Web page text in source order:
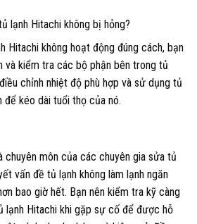
lạnh Hitachi không bị hỏng?
Hitachi không hoạt động đúng cách, bạn
và kiểm tra các bộ phận bên trong tủ
chỉnh nhiệt độ phù hợp và sử dụng tủ
để kéo dài tuổi thọ của nó.
chuyên môn của các chuyên gia sửa tủ
vấn đề tủ lạnh không làm lạnh ngăn
bao giờ hết. Bạn nên kiểm tra kỹ càng
lạnh Hitachi khi gặp sự cố để được hỗ